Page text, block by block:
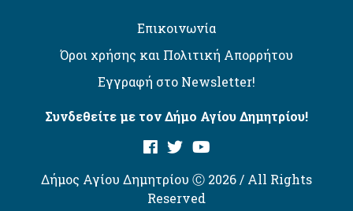
Επικοινωνία
Όροι χρήσης και Πολιτική Απορρήτου
Εγγραφή στο Newsletter!
Συνδεθείτε με τον Δήμο Αγίου Δημητρίου!
Δήμος Αγίου Δημητρίου Ⓒ 2026 / All Rights
Reserved